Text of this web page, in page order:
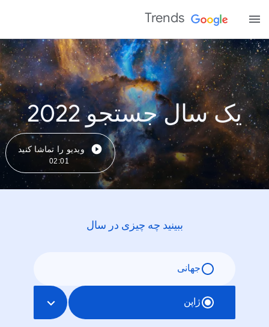
Trends
یک سال جستجو 2022
ویدیو را تماشا کنید
02:01
ببینید چه چیزی در سال
جهانی
ژاپن